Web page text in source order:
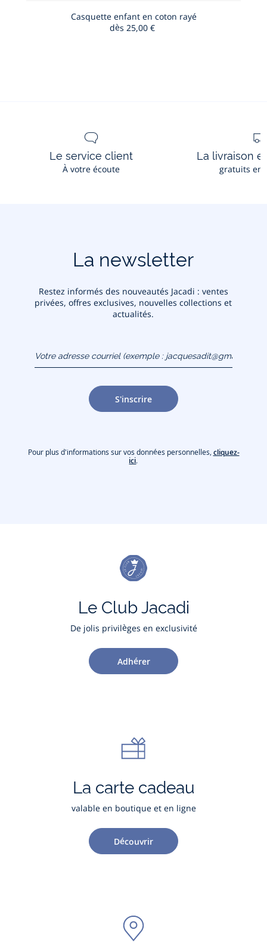
Casquette enfant en coton rayé
dès 25,00 €
Le service client
À votre écoute
La livraison
gratuits en
La newsletter
Restez informés des nouveautés Jacadi : ventes
privées, offres exclusives, nouvelles collections et
actualités.
(exemple :
jacquesadit@gmail.com)
S'inscrire
Pour plus d'informations sur vos données personnelles, cliquez-
ici.
Le Club Jacadi
De jolis privilèges en exclusivité
Adhérer
La carte cadeau
valable en boutique et en ligne
Découvrir